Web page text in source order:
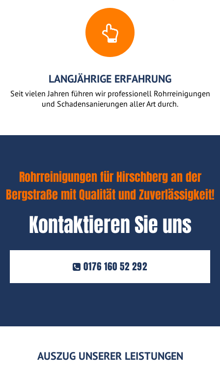
LANGJÄHRIGE ERFAHRUNG
Seit vielen Jahren führen wir professionell Rohrreinigungen
und Schadensanierungen aller Art durch.
Rohrreinigungen für Hirschberg an der
Bergstraße mit Qualität und Zuverlässigkeit!
Kontaktieren Sie uns
0176 160 52 292
AUSZUG UNSERER LEISTUNGEN